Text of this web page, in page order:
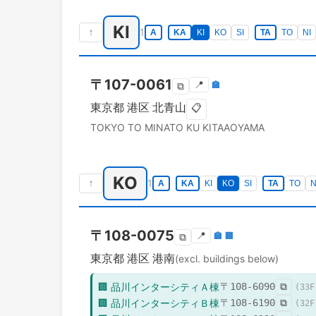
↑ KI 1 A KA KI KO SI TA TO NI
〒 107-0061 ⧉ 📍 🏣
東京都 港区 北青山 📋
TOKYO TO MINATO KU KITAAOYAMA
↑ KO 1 A KA KI KO SI TA TO NI
〒 108-0075 ⧉ 📍 🏣 🏢
東京都 港区 港南(excl. buildings below)
🏢 品川インターシティＡ棟〒 108-6090 ⧉ ( 33
🏢 品川インターシティＢ棟〒 108-6190 ⧉ ( 32